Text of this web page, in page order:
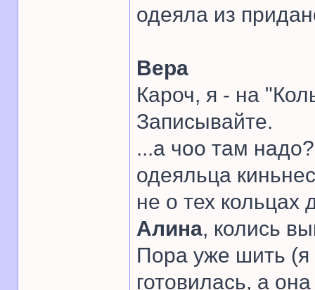
одеяла из
Вера
Кароч, я - на
Записывайте.
...а чоо там
одеяльца
не о тех
Алина, колись
Пора уже шить (я
готовилась, а